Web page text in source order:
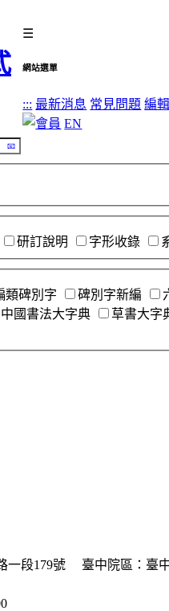
☰
網站選單
::: 最新消息 常見問題 編
EN
研訂說明 字形收錄
類碑別字 碑別字新編
中國書法大字典 草書大字
一段179號
臺中院區：臺